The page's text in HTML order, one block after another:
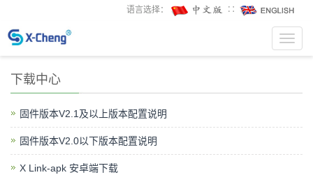
语言选择： ∷
下载中心
固件版本V2.1及以上版本配置说明
固件版本V2.0以下版本配置说明
X Link-apk 安卓端下载